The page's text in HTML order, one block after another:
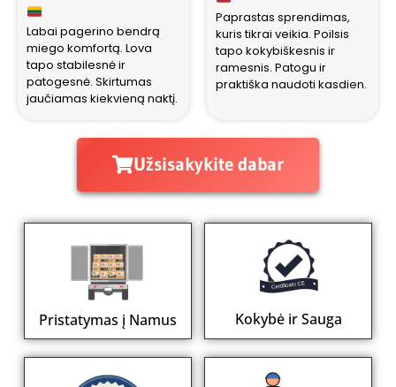
Labai pagerino bendrą
miego komfortą. Lova
tapo stabilesnė ir
patogesnė. Skirtumas
jaučiamas kiekvieną naktį.
Paprastas sprendimas,
kuris tikrai veikia. Poilsis
tapo kokybiškesnis ir
ramesnis. Patogu ir
praktiška naudoti kasdien.
Užsisakykite dabar
Pristatymas į Namus Kokybė ir Sauga